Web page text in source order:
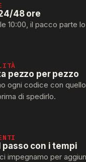
48 ore
10:00, il pacco parte
pezzo per pezzo
ogni codice con
di spedirlo.
passo con i tempi
impegnamo per